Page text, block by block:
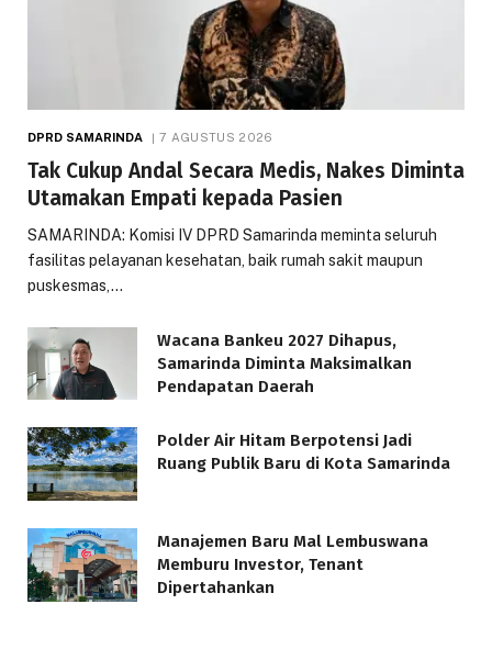
DPRD SAMARINDA 7 AGUSTUS 2026
Tak Cukup Andal Secara Medis, Nakes Diminta
Utamakan Empati kepada Pasien
SAMARINDA: Komisi IV DPRD Samarinda meminta seluruh
fasilitas pelayanan kesehatan, baik rumah sakit maupun
puskesmas,…
Wacana Bankeu 2027 Dihapus,
Samarinda Diminta Maksimalkan
Pendapatan Daerah
Polder Air Hitam Berpotensi Jadi
Ruang Publik Baru di Kota Samarinda
Manajemen Baru Mal Lembuswana
Memburu Investor, Tenant
Dipertahankan